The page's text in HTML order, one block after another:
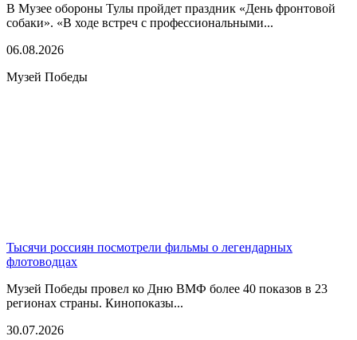
В Музее обороны Тулы пройдет праздник «День фронтовой
собаки». «В ходе встреч с профессиональными...
06.08.2026
Музей Победы
Тысячи россиян посмотрели фильмы о легендарных
флотоводцах
Музей Победы провел ко Дню ВМФ более 40 показов в 23
регионах страны. Кинопоказы...
30.07.2026